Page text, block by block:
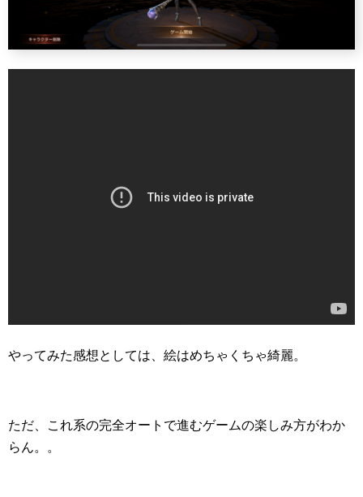
やってみた感想としては、絵はめちゃくちゃ綺麗。
ただ、これ系の完全オートで進むゲームの楽しみ方がわか
らん。。